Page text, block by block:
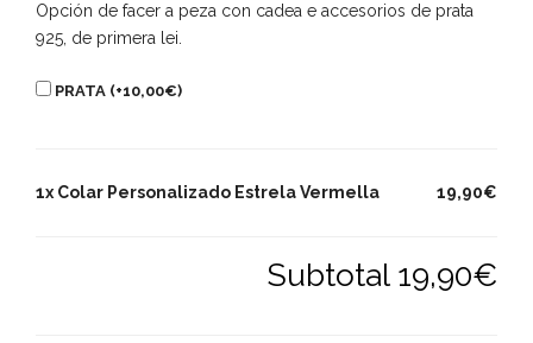
Opción de facer a peza con cadea e accesorios de prata
925, de primera lei.
PRATA (+10,00€)
1x Colar Personalizado Estrela Vermella 19,90€
Subtotal 19,90€